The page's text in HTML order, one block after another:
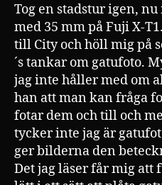
Tog en stadstur igen,
med 35 mm på Fuji X-
till City och höll mig på
´s tankar om gatufoto.
jag inte håller med om
han att man kan fråga
fotar dem och till och
tycker inte jag är
ger bilderna den
Det jag läser får mig att